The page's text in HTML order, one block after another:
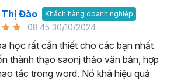
chính để soạn thảo văn bản chuyên
ngành nghề khác nhau như luật, kế
chính và nhiều lĩnh vực khác. Với
người dùng có thể tạo ra các tài liệu
bài luận, báo cáo, bài giảng, tài liệu
tra và hợp đồng.
Thị Đào Khách hàng doanh nghiệp
08:45 30/10/2024
học rất cần thiết cho các bạn nhất
thành thạo saonj thảo văn bản, hợp
tác trong word. Nó khá hiệu quả